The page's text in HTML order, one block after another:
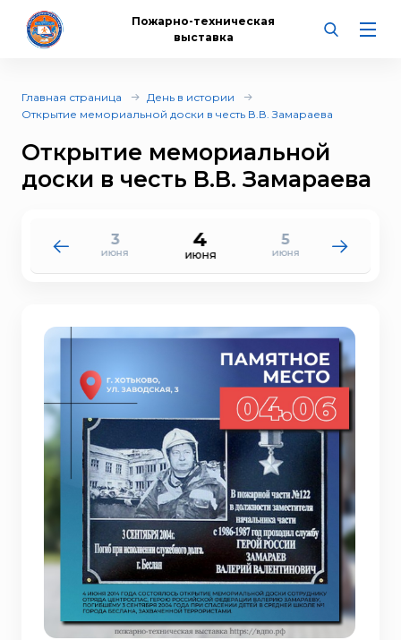
Пожарно-техническая
выставка
Главная страница
День в истории
Открытие мемориальной доски в честь В.В. Замараева
Открытие мемориальной
доски в честь В.В. Замараева
3
июня
4
июня
5
июня